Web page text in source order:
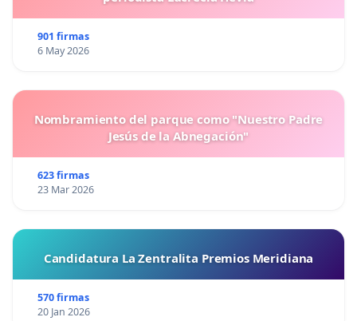
901 firmas
6 May 2026
Nombramiento del parque como "Nuestro Padre
Jesús de la Abnegación"
623 firmas
23 Mar 2026
Candidatura La Zentralita Premios Meridiana
570 firmas
20 Jan 2026